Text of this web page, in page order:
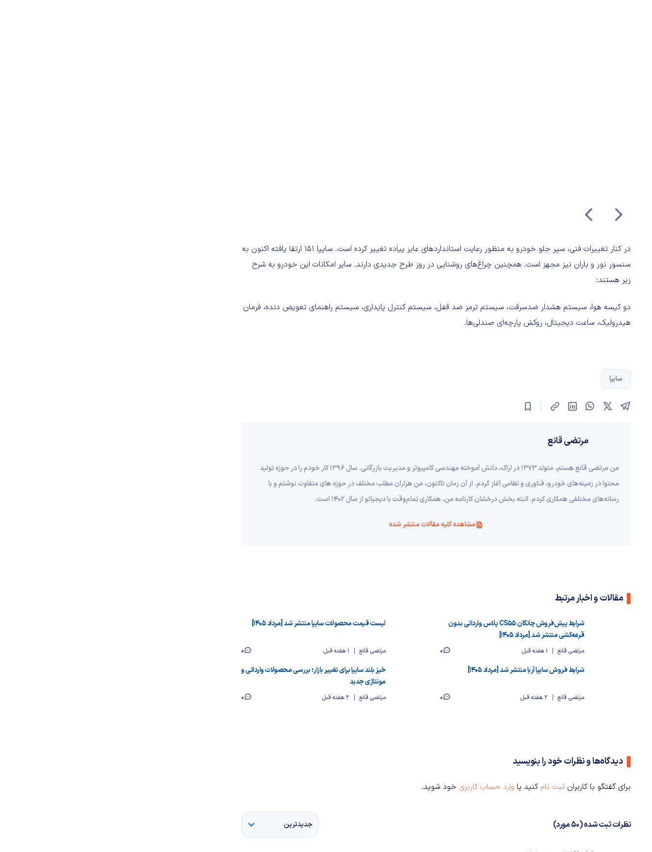
در کنار تغییرات فنی، سپر جلو خودرو به منظور رعایت استانداردهای عابر پیاده تغییر کرده است. سایپا ۱۵۱ ارتقا یافته اکنون به
سنسور نور و باران نیز مجهز است. همچنین چراغ‌های روشنایی در روز طرح جدیدی دارند. سایر امکانات این خودرو به شرح
زیر هستند:
دو کیسه هوا، سیستم هشدار ضدسرقت، سیستم ترمز ضد قفل، سیستم کنترل پایداری، سیستم راهنمای تعویض دنده، فرمان
هیدرولیک، ساعت دیجیتال، روکش پارچه‌ای صندلی‌ها.
سایپا
مرتضی قانع
من مرتضی قانع هستم، متولد 1373 در اراک، دانش آموخته مهندسی کامپیوتر و مدیریت بازرگانی. سال 1396 کار خودم را در حوزه تولید
محتوا در زمینه‌های خودرو، فناوری و نظامی آغاز کردم. از آن زمان تاکنون، من هزاران مطلب مختلف در حوزه های متفاوت نوشتم و با
رسانه‌های مختلفی همکاری کردم. البته بخش درخشان کارنامه من، همکاری تمام‌وقت با دیجیاتو از سال 1402 است.
مشاهده کلیه مقالات منتشر شده
مقالات و اخبار مرتبط
شرایط پیش‌فروش چانگان CS55 پلاس وارداتی بدون
قرعه‌کشی منتشر شد [مرداد ۱۴۰۵]
مرتضی قانع 1 هفته قبل 0
لیست قیمت محصولات سایپا منتشر شد [مرداد ۱۴۰۵]
مرتضی قانع 1 هفته قبل
0
شرایط فروش سایپا آریا منتشر شد [مرداد ۱۴۰۵]
مرتضی قانع 2 هفته قبل 0
خیز بلند سایپا برای تغییر بازار؛ بررسی محصولات وارداتی و
مونتاژی جدید
مرتضی قانع 2 هفته قبل 0
دیدگاه‌ها و نظرات خود را بنویسید
برای گفتگو با کاربران ثبت نام کنید یا وارد حساب کاربری خود شوید.
نظرات ثبت شده (50 مورد) جدیدترین